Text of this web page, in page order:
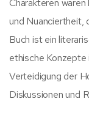
Charakteren
und Nuanciertheit,
Buch ist ein
ethische Konzepte
Verteidigung der
Diskussionen und